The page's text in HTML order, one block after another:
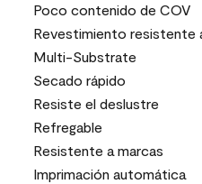
Poco contenido de COV
Revestimiento resistente
Multi-Substrate
Secado rápido
Resiste el deslustre
Refregable
Resistente a marcas
Imprimación automática